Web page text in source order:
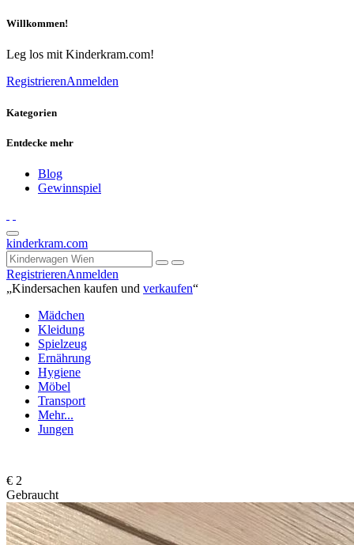
Willkommen!
Leg los mit Kinderkram.com!
RegistrierenAnmelden
Kategorien
Entdecke mehr
Blog
Gewinnspiel
kinderkram.com
RegistrierenAnmelden
„Kindersachen kaufen und verkaufen“
Mädchen
Kleidung
Spielzeug
Ernährung
Hygiene
Möbel
Transport
Mehr...
Jungen
€ 2
Gebraucht